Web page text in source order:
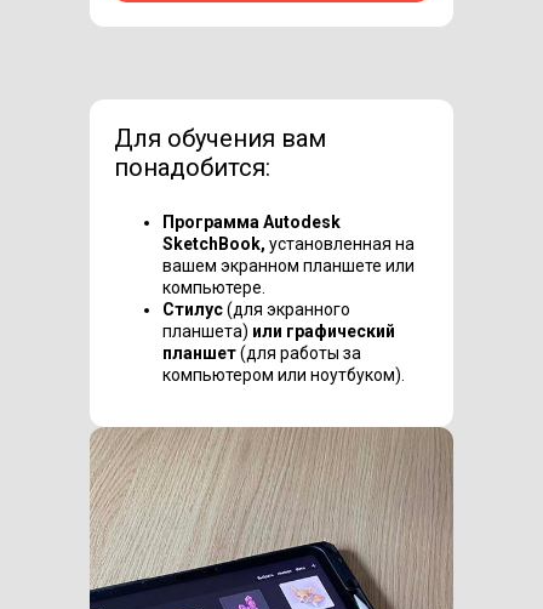
Для обучения вам
понадобится:
Программа Autodesk
SketchBook, установленная на
вашем экранном планшете или
компьютере.
Стилус(для экранного
планшета) или графический
планшет(для работы за
компьютером или ноутбуком).